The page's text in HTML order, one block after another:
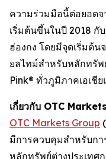
ความร่วมมือนี้ต่อยอด
เริ่มต้นขึ้นในปี 2018 กั
ฮ่องกง โดยมีจุดเริ่มต้น
ยลไทม์สำหรับหลักทรัพ
Pink® ทั่วภูมิภาคเอเชี
เกี่ยวกับ OTC
OTC Markets Group
มีการควบคุมสำหรับก
หลักทรัพย์ต่างประเทศ